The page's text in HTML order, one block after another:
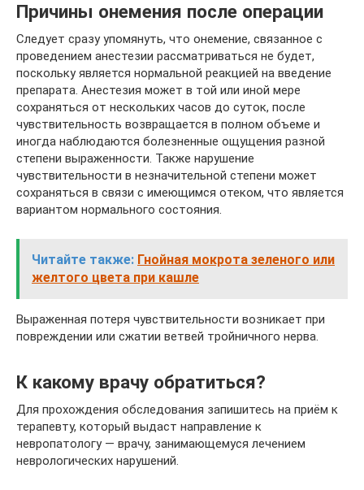
Причины онемения после операции
Следует сразу упомянуть, что онемение, связанное с
проведением анестезии рассматриваться не будет,
поскольку является нормальной реакцией на введение
препарата. Анестезия может в той или иной мере
сохраняться от нескольких часов до суток, после
чувствительность возвращается в полном объеме и
иногда наблюдаются болезненные ощущения разной
степени выраженности. Также нарушение
чувствительности в незначительной степени может
сохраняться в связи с имеющимся отеком, что является
вариантом нормального состояния.
Читайте также: Гнойная мокрота зеленого или
желтого цвета при кашле
Выраженная потеря чувствительности возникает при
повреждении или сжатии ветвей тройничного нерва.
К какому врачу обратиться?
Для прохождения обследования запишитесь на приём к
терапевту, который выдаст направление к
невропатологу — врачу, занимающемуся лечением
неврологических нарушений.